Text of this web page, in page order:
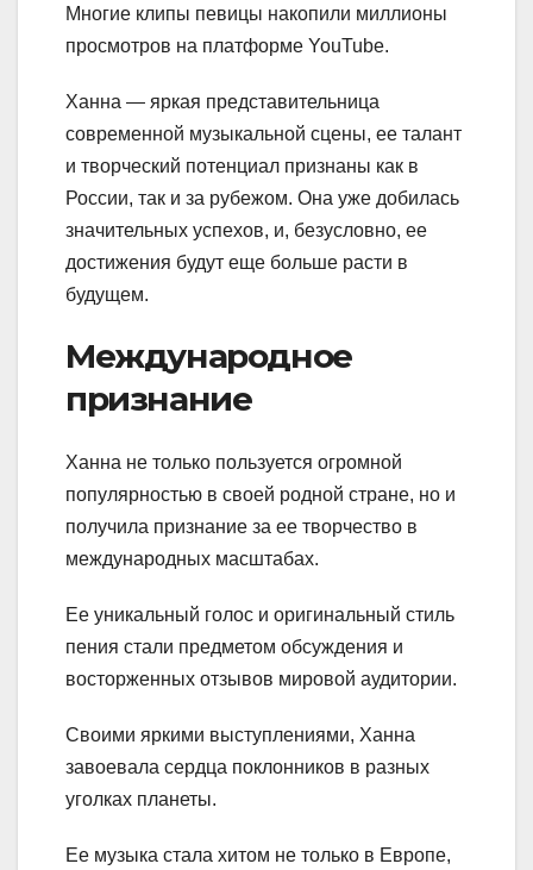
Многие клипы певицы накопили миллионы
просмотров на платформе YouTube.
Ханна — яркая представительница
современной музыкальной сцены, ее талант
и творческий потенциал признаны как в
России, так и за рубежом. Она уже добилась
значительных успехов, и, безусловно, ее
достижения будут еще больше расти в
будущем.
Международное
признание
Ханна не только пользуется огромной
популярностью в своей родной стране, но и
получила признание за ее творчество в
международных масштабах.
Ее уникальный голос и оригинальный стиль
пения стали предметом обсуждения и
восторженных отзывов мировой аудитории.
Своими яркими выступлениями, Ханна
завоевала сердца поклонников в разных
уголках планеты.
Ее музыка стала хитом не только в Европе,